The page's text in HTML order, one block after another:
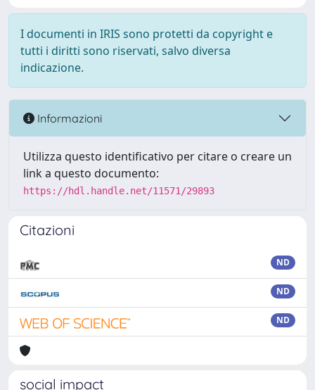
I documenti in IRIS sono protetti da copyright e
tutti i diritti sono riservati, salvo diversa
indicazione.
Informazioni
Utilizza questo identificativo per citare o creare un
link a questo documento:
https://hdl.handle.net/11571/29893
Citazioni
ND
ND
ND
social impact